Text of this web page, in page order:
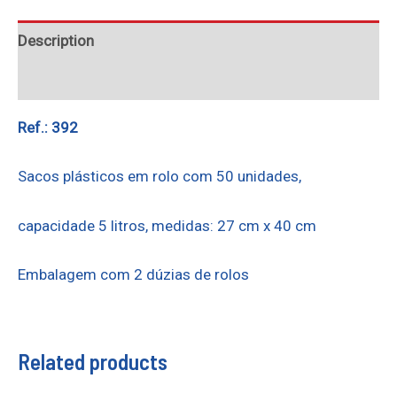
Description
Ref.: 392
Sacos plásticos em rolo com 50 unidades,
capacidade 5 litros, medidas: 27 cm x 40 cm
Embalagem com 2 dúzias de rolos
Related products